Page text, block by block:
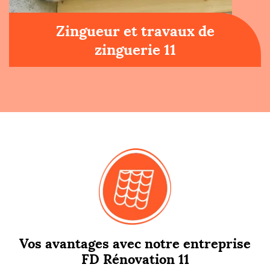
Zingueur et travaux de
zinguerie 11
Vos avantages avec notre entreprise
FD Rénovation 11